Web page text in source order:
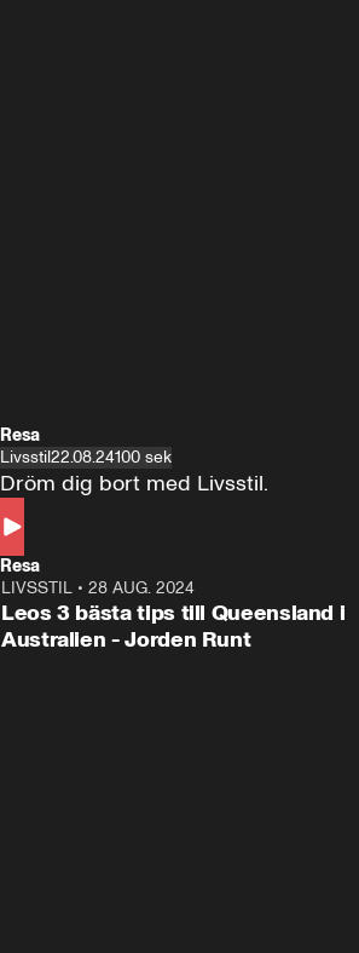
Resa
Livsstil22.08.24100 sek
Dröm dig bort med Livsstil.
Resa
LIVSSTIL • 28 AUG. 2024
Leos 3 bästa tips till Queensland i
Australien - Jorden Runt